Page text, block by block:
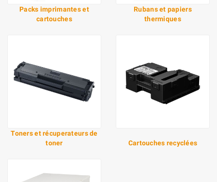
Packs imprimantes et
cartouches
Rubans et papiers
thermiques
Toners et récuperateurs de
toner
Cartouches recyclées